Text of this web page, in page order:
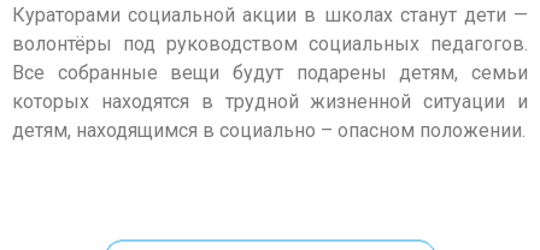
Кураторами социальной акции в школах станут дети —
волонтёры под руководством социальных педагогов.
Все собранные вещи будут подарены детям, семьи
которых находятся в трудной жизненной ситуации и
детям, находящимся в социально – опасном положении.